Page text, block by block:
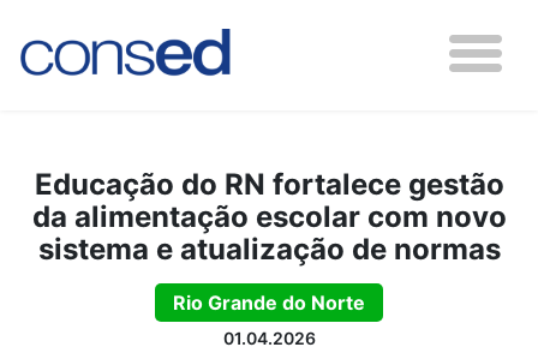
Educação do RN fortalece gestão
da alimentação escolar com novo
sistema e atualização de normas
Rio Grande do Norte
01.04.2026